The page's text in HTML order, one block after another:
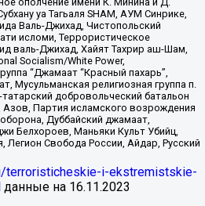
уа Тагьаля SHAM, АУМ Синрике,
Валь-Джихад, Чистопольский
исломи, Террористическое
валь-Джихад, Хайят Тахрир аш-Шам,
Socialism/White Power,
“Джамаат “Красный пахарь”,
Мусульманская религиозная группа п.
добровольческий батальон
Партия исламского возрождения
Дуббайский джамаат,
Белхороев, Маньяки Культ Убийц,
Свобода России, Айдар, Русский
terroristicheskie-i-ekstremistskie-
данные на 16.11.2023